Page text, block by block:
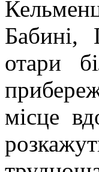
Бабині,
отари
місце